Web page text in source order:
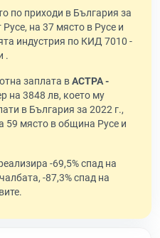
по приходи в България за
на 37 място в Русе и
индустрия по КИД 7010 -
.
заплата вАСТРА -
на 3848 лв, което му
в България за 2022 г.,
59 място в община Русе и
-69,5% спад на
-87,3% спад на